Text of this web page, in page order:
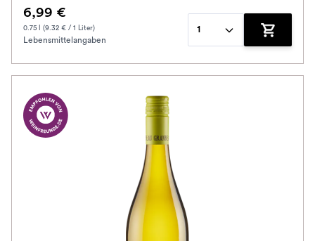
6,99 €
0.75 l (9.32 € / 1 Liter)
Lebensmittelangaben
1
Zum